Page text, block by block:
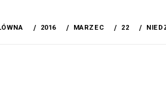
2016 MARZEC 22